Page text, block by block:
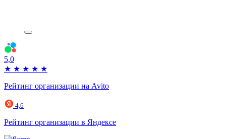
5,0
★ ★ ★ ★ ★
Рейтинг организации на Avito
4,6
Рейтинг организации в Яндексе